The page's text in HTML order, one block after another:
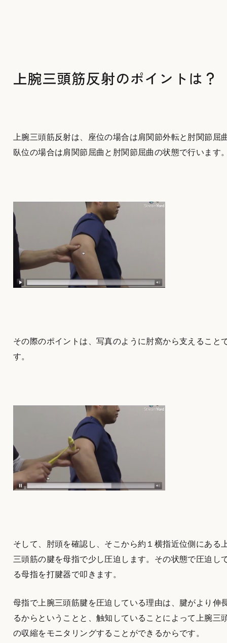
上腕三頭筋反射のポイントは？
上腕三頭筋反射は、座位の場合は肩関節外転と肘関節屈
臥位の場合は肩関節屈曲と肘関節屈曲の状態で行います
その際のポイントは、写真のように肘窩から支えること
す。
そして、肘頭を確認し、そこから約１横指近位側にある
三頭筋の腱を母指で少し圧迫します。その状態で圧迫し
る母指を打腱器で叩きます。
母指で上腕三頭筋腱を圧迫している理由は、腱がより伸
るからということと、触知していることによって上腕三
の収縮をモニタリングすることができるからです。